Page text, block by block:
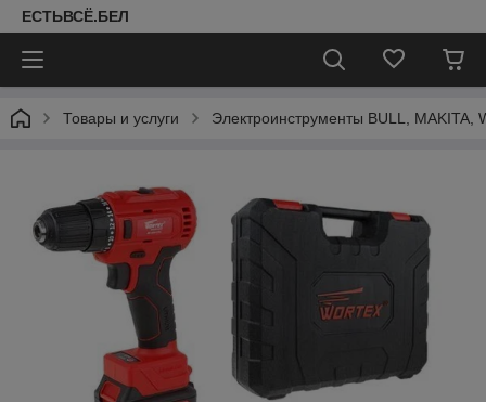
ЕСТЬВСЁ.БЕЛ
Товары и услуги Электроинструменты BULL,